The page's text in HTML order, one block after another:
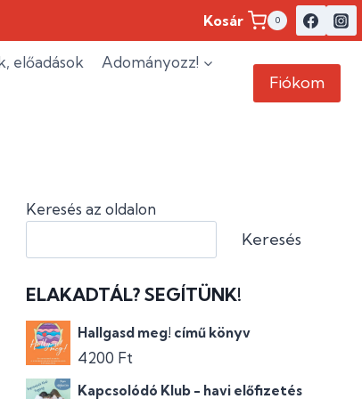
Kosár 0
előadások Adományozz!
Fiókom
Keresés az oldalon
Keresés
ELAKADTÁL? SEGÍTÜNK!
Hallgasd meg! című könyv
4200 Ft
Kapcsolódó Klub - havi előfizetés